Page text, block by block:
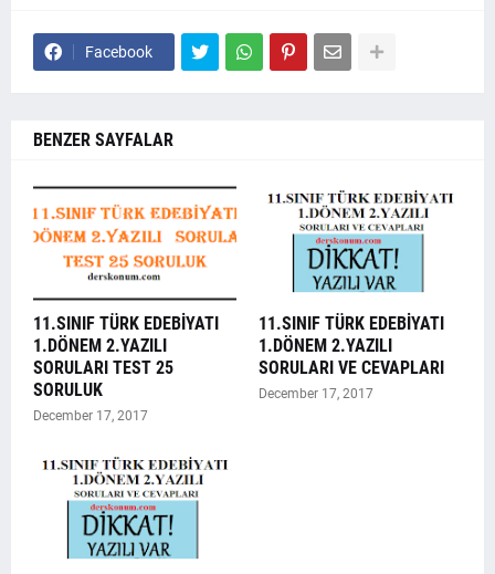
Facebook
BENZER SAYFALAR
11.SINIF TÜRK EDEBİYATI
1.DÖNEM 2.YAZILI
SORULARI TEST 25
SORULUK
December 17, 2017
11.SINIF TÜRK EDEBİYATI
1.DÖNEM 2.YAZILI
SORULARI VE CEVAPLARI
December 17, 2017